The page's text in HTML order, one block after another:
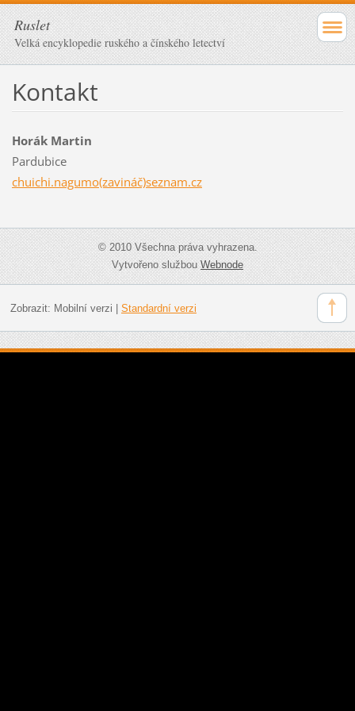
Ruslet
Velká encyklopedie ruského a čínského letectví
Kontakt
Horák Martin
Pardubice
chuichi.nagumo(zavináč)seznam.cz
© 2010 Všechna práva vyhrazena.
Vytvořeno službouWebnode
Zobrazit: Mobilní verzi Standardní verzi